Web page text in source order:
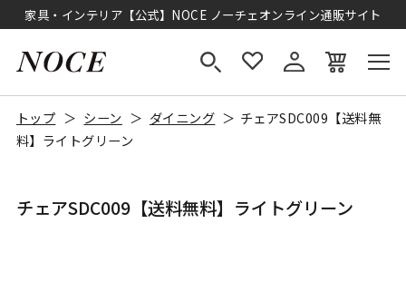
家具・インテリア【公式】NOCE ノーチェオンライン通販サイト
トップ シーン ダイニング
チェアSDC009【送料無
料】ライトグリーン
チェアSDC009【送料無料】ライトグリーン